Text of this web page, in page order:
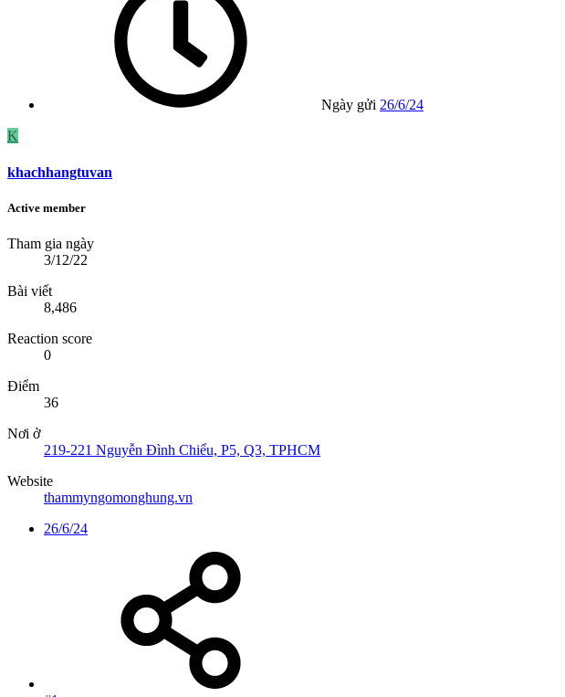
Ngày gửi 26/6/24
K
khachhangtuvan
Active member
Tham gia ngày
3/12/22
Bài viết
8,486
Reaction score
0
Điểm
36
Nơi ở
219-221 Nguyễn Đình Chiểu, P5, Q3, TPHCM
Website
thammyngomonghung.vn
26/6/24